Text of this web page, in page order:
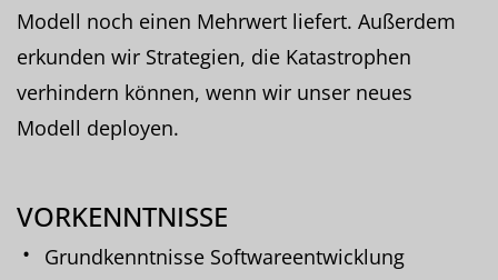
Modell noch einen Mehrwert liefert. Außerdem
erkunden wir Strategien, die Katastrophen
verhindern können, wenn wir unser neues
Modell deployen.
VORKENNTNISSE
Grundkenntnisse Softwareentwicklung